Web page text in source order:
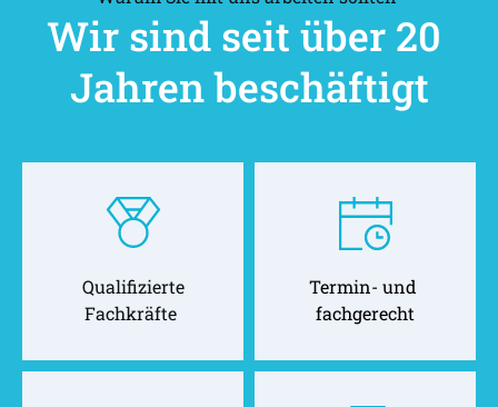
Wir sind seit über 20
Jahren beschäftigt
Qualifizierte
Fachkräfte
Termin- und
fachgerecht